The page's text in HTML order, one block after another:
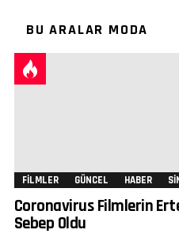
BU ARALAR MODA
FILMLER GÜNCEL HABER
Coronavirus Filmlerin
Sebep Oldu